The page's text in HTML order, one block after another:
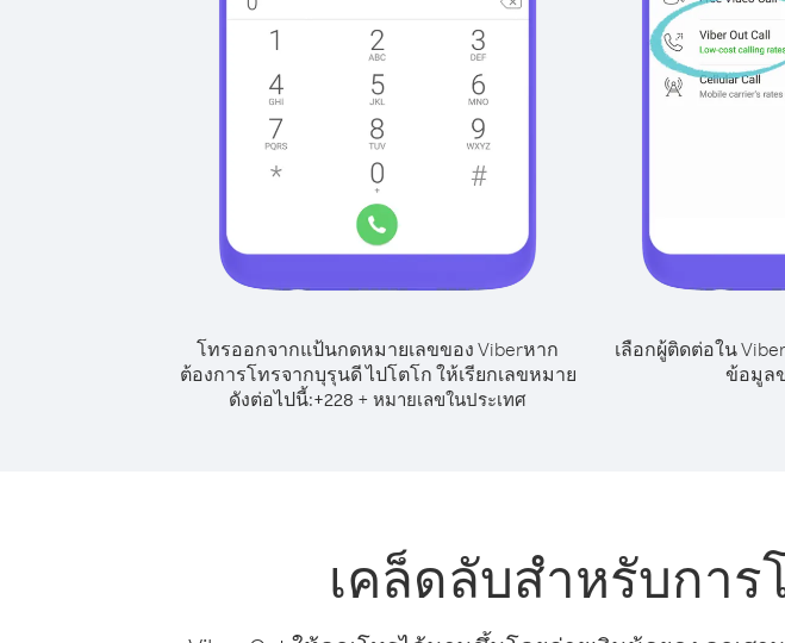
โทรออกจากแป้นกดหมายเลขของ Viberหาก
ต้องการโทรจากบุรุนดี ไปโตโก ให้เรียกเลขหมาย
ดังต่อไปนี้:+228 + หมายเลขในประเทศ
เลือกผู้ติดต่อใน
ข้อมูล
เคล็ดลับสำหรับกา